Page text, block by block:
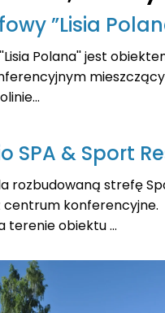
”Lisia
Polana'' jest
SPA & Sport
rozbudowaną strefę
centrum konferencyjne.
terenie obiektu ...